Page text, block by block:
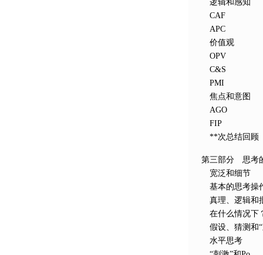
逻辑和感知
CAF
APC
价值观
OPV
C&S
PMI
焦点和意图
AGO
FIP
**次总结回顾
第三部分 思考
宽泛和细节
基本的思考操
真理、逻辑和
在什么情况下
假设、猜测和“
水平思考